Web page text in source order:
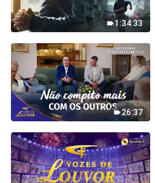
1:34:33
26:37